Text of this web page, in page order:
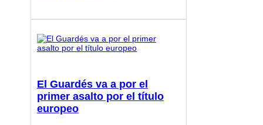
El Guardés va a por el
primer asalto por el título
europeo